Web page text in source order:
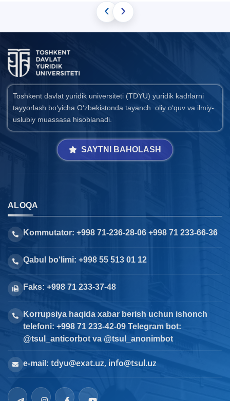
‹ ›
Toshkent davlat yuridik universiteti (TDYU) yuridik kadrlarni
tayyorlash bo‘yicha O‘zbekistonda tayanch oliy o‘quv va ilmiy-
uslubiy muassasa hisoblanadi.
SAYTNI BAHOLASH
ALOQA
Kommutator: +998 71-236-28-06 +998 71 233-66-36
Qabul bo‘limi: +998 55 513 01 12
Faks: +998 71 233-37-48
Korrupsiya haqida xabar berish uchun ishonch
telefoni: +998 71 233-42-09 Telegram bot:
@tsul_anticorbot va @tsul_anonimbot
e-mail: tdyu@exat.uz, info@tsul.uz